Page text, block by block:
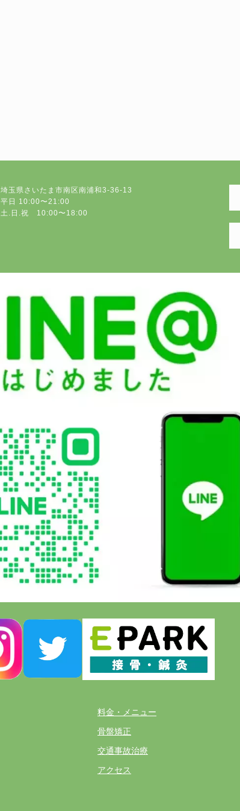
埼玉県さいたま市南区南浦和3-36-13
平日 10:00〜21:00
土.日.祝 10:00〜18:00
料金・メニュー
骨盤矯正
交通事故治療
アクセス